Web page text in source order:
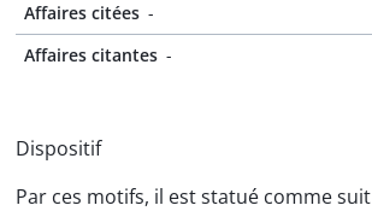
Affaires citées -
Affaires citantes -
Dispositif
Par ces motifs, il est statué comme suit